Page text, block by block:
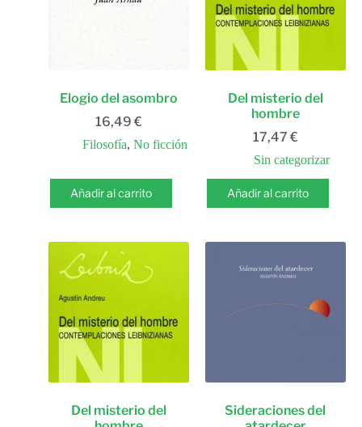
Elogio del asombro
16,49 €
Filosofía, No ficción
Añadir al carrito
Del misterio del
hombre
17,47 €
Sin categorizar
Añadir al carrito
Del misterio del
Sideraciones del